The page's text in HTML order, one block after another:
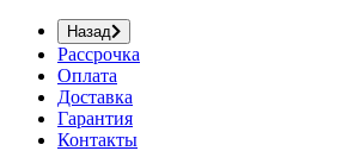
Назад
Рассрочка
Оплата
Доставка
Гарантия
Контакты